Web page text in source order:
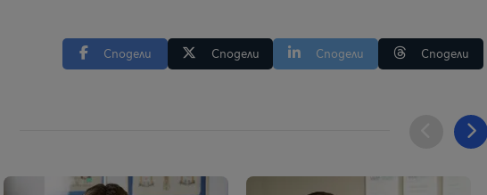
Сподели Сподели Сподели Сподели